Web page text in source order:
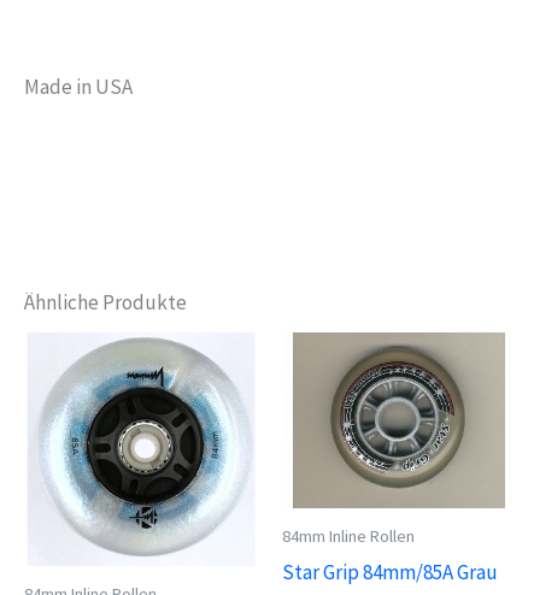
Made in USA
Ähnliche Produkte
84mm Inline Rollen
Star Grip 84mm/85A Grau